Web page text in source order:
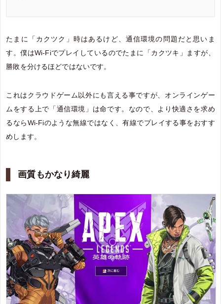
たまに「カクツク」時はあるけど、通信環境の問題だと思いま
す。僕はWi-Fiでプレイしているのでたまに「カクツキ」ますが、
勝敗を分けるほどではないです。
これはクラウドゲーム以外にも言える事ですが、オンラインゲー
ムをする上で「通信環境」は命です。なので、より快適さを求め
るならWi-Fiのような無線ではなく、有線でプレイする事をおすす
めします。
画質もかなり綺麗